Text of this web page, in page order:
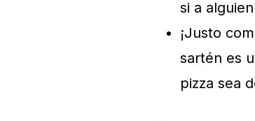
si a
¡Justo
sartén es
pizza sea